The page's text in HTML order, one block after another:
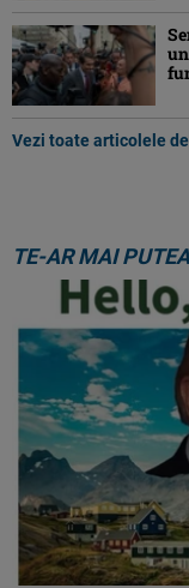
Vezi toate articolele
TE-AR MAI